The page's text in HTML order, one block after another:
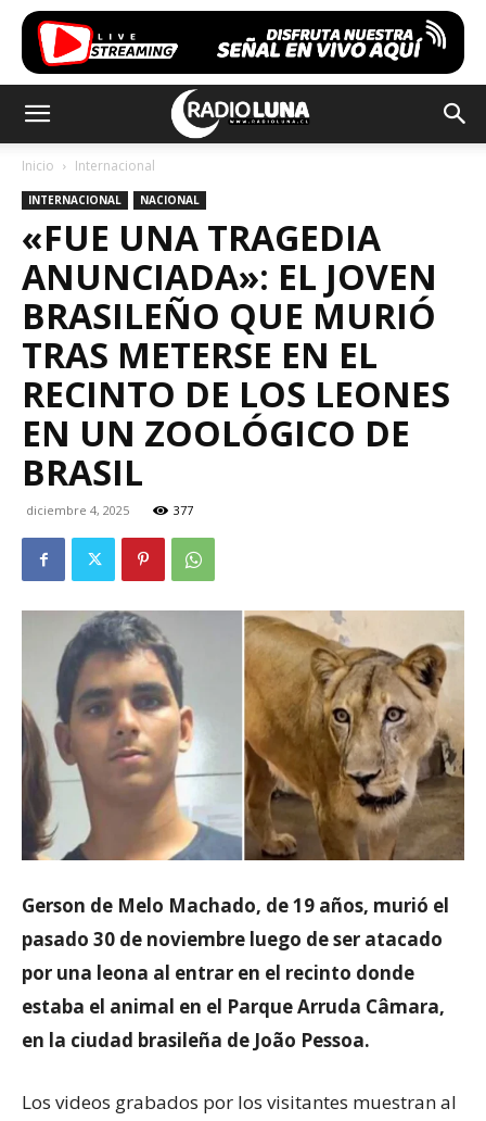
Inicio Internacional
INTERNACIONAL NACIONAL
«FUE UNA TRAGEDIA
ANUNCIADA»: EL JOVEN
BRASILEÑO QUE MURIÓ
TRAS METERSE EN EL
RECINTO DE LOS LEONES
EN UN ZOOLÓGICO DE
BRASIL
diciembre 4, 2025 377
Gerson de Melo Machado, de 19 años, murió el
pasado 30 de noviembre luego de ser atacado
por una leona al entrar en el recinto donde
estaba el animal en el Parque Arruda Câmara,
en la ciudad brasileña de João Pessoa.
Los videos grabados por los visitantes muestran al